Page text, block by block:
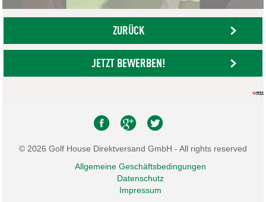
ZURÜCK
JETZT BEWERBEN!
© 2026 Golf House Direktversand GmbH - All rights reserved
Allgemeine Geschäftsbedingungen
Datenschutz
Impressum